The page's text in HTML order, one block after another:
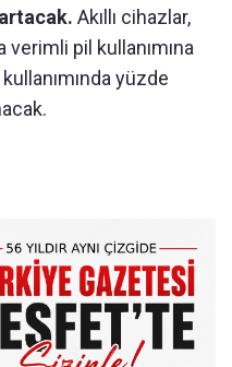
Akıllı cihazlar,
pil kullanımına
yüzde